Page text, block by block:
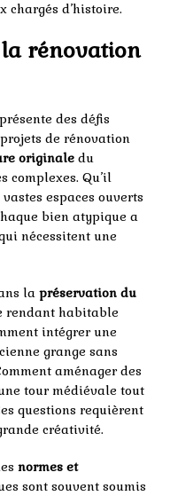
chargés d’histoire.
la rénovation
présente des défis
de rénovation
originale du
complexes. Qu’il
espaces ouverts
bien atypique a
nécessitent une
la préservation du
rendant habitable
intégrer une
grange sans
aménager des
tour médiévale tout
questions requièrent
créativité.
normes et
sont souvent soumis